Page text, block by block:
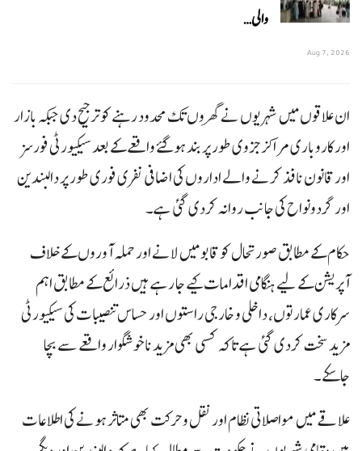
والی…
Aug 7, 2026
ان علاقوں میں شہریوں نے گھروں تک محدود رہنے کو ترجیح دی جبکہ بازار
اور کاروباری مراکز جزوی طور پر بند ہوگئے واقعے کے بعد سیکیورٹی فورسز
اور قانون نافذ کرنے والے اداروں کی اضافی نفری فوری طور پر دالبندین
اور گردونواح کی جانب روانہ کردی گئی ہے۔
حکام کے مطابق صورتحال کو قابو میں لانے اور حملہ آوروں کے خلاف
آپریشن کے لیے ہنگامی اقدامات کیے جا رہے ہیں ذرائع کے مطابق اہم
سرکاری عمارتوں، داخلی و خارجی راستوں اور حساس تنصیبات کی سیکیورٹی
مزید سخت کردی گئی ہے تاکہ کسی بھی مزید ناخوشگوار واقعے سے بچا
جاسکے۔
علاقے میں مواصلاتی نظام اور نقل و حرکت بھی متاثر ہونے کی اطلاعات